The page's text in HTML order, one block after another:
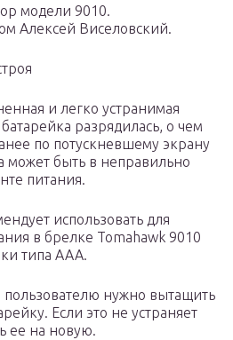
модели 9010.
Алексей Виселовский.
и легко устранимая
разрядилась, о чем
по потускневшему экрану
может быть в неправильно
питания.
использовать для
в брелке Tomahawk 9010
типа ААА.
нужно вытащить
Если это не устраняет
ее на новую.